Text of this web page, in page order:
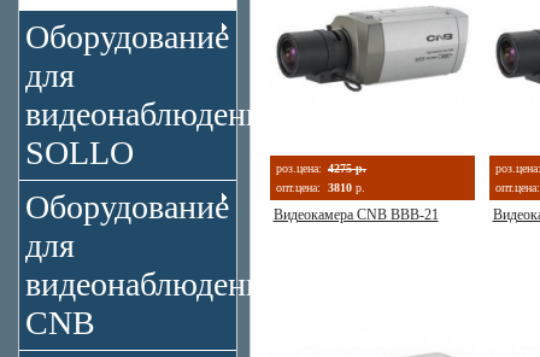
Оборудование
для
видеонаблюдения
SOLLO
Оборудование
для
видеонаблюдения
CNB
роз.цена: 4275 р.
опт.цена:
3810 р.
Видеокамера CNB BBB-21
роз.цена:
опт.цена: